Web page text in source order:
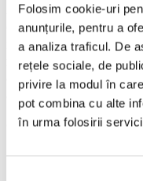
Folosim cookie-uri
anunțurile, pentru a
a analiza traficul. De
rețele sociale, de
privire la modul în
pot combina cu alte
în urma folosirii
Atelierul propune o
care participanții vor
interpreta și de a
repertoriul de
cât și în grup,
capacitatea de a se
Cursul urmărește